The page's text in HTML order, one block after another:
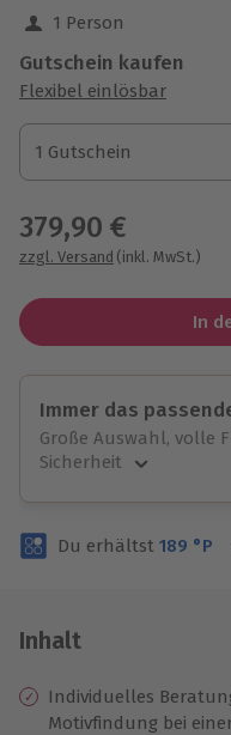
1 Person
Gutschein kaufen
Flexibel einlösbar
1 Gutschein
1 Gutschein
1 Gutschein
379,90 €
zzgl. Versand (inkl. MwSt.)
In
Immer das
Große Auswahl, volle
Sicherheit
Volle Flexibilität
3 Jahre gültig &
Du erhältst 189 °P
Inhalt
Individuelles
Motivfindung bei